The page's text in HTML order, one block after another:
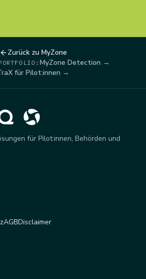
Zurück zu MyZone
MyZone Detection →
für Pilot:innen →
für Pilot:innen, Behörden und
AGBDisclaimer